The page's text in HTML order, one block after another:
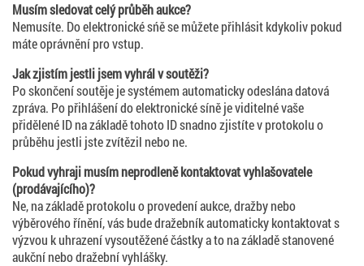
Musím sledovat celý průběh aukce?
Nemusíte. Do elektronické sńě se můžete přihlásit kdykoliv pokud
máte oprávnění pro vstup.
Jak zjistím jestli jsem vyhrál v soutěži?
Po skončení soutěje je systémem automaticky odeslána datová
zpráva. Po přihlášení do elektronické síně je viditelné vaše
přidělené ID na základě tohoto ID snadno zjistíte v protokolu o
průběhu jestli jste zvítězil nebo ne.
Pokud vyhraji musím neprodleně kontaktovat vyhlašovatele
(prodávajícího)?
Ne, na základě protokolu o provedení aukce, dražby nebo
výběrového řínění, vás bude dražebník automaticky kontaktovat s
výzvou k uhrazení vysoutěžené částky a to na základě stanovené
aukční nebo dražební vyhlášky.